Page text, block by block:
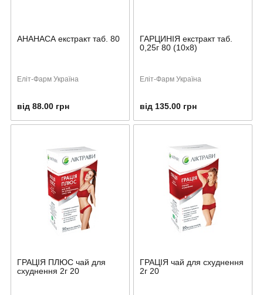
АНАНАСА екстракт таб. 80
Еліт-Фарм Україна
від 88.00 грн
ГАРЦИНІЯ екстракт таб.
0,25г 80 (10х8)
Еліт-Фарм Україна
від 135.00 грн
ГРАЦІЯ ПЛЮС чай для
схуднення 2г 20
ГРАЦІЯ чай для схуднення
2г 20